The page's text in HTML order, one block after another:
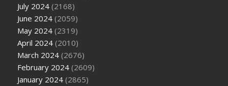
July 2024 (2168)
June 2024 (2059)
May 2024 (2319)
April 2024 (2010)
March 2024 (2676)
February 2024 (2609)
January 2024 (2865)